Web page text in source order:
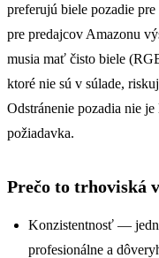
preferujú biele pozadie
pre predajcov Amazonu
musia mať čisto biele
ktoré nie sú v súlade,
Odstránenie pozadia nie
požiadavka.
Prečo to trhoviská
Konzistentnosť —
profesionálne a